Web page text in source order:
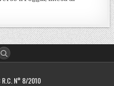
R.C. N° 8/2010